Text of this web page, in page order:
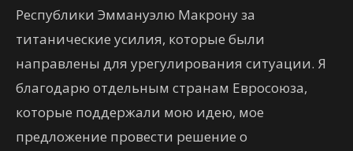
Республики Эммануэлю Макрону за
титанические усилия, которые были
направлены для урегулирования ситуации. Я
благодарю отдельным странам Евросоюза,
которые поддержали мою идею, мое
предложение провести решение о